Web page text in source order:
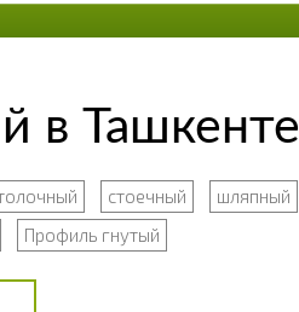
в Ташкенте
стоечный шляпный
Профиль гнутый